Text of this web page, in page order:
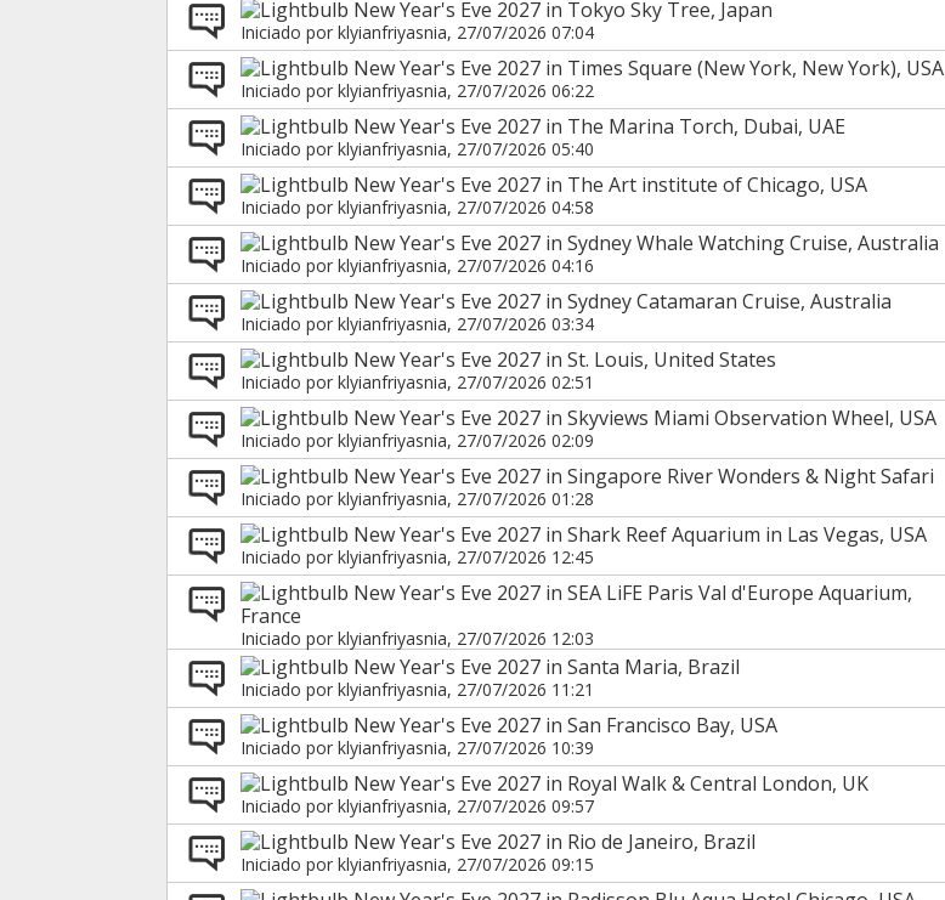
New Year's Eve 2027 in Tokyo Sky Tree, Japan
Iniciado por klyianfriyasnia, 27/07/2026 07:04
New Year's Eve 2027 in Times Square (New York, New York), USA
Iniciado por klyianfriyasnia, 27/07/2026 06:22
New Year's Eve 2027 in The Marina Torch, Dubai, UAE
Iniciado por klyianfriyasnia, 27/07/2026 05:40
New Year's Eve 2027 in The Art institute of Chicago, USA
Iniciado por klyianfriyasnia, 27/07/2026 04:58
New Year's Eve 2027 in Sydney Whale Watching Cruise, Australia
Iniciado por klyianfriyasnia, 27/07/2026 04:16
New Year's Eve 2027 in Sydney Catamaran Cruise, Australia
Iniciado por klyianfriyasnia, 27/07/2026 03:34
New Year's Eve 2027 in St. Louis, United States
Iniciado por klyianfriyasnia, 27/07/2026 02:51
New Year's Eve 2027 in Skyviews Miami Observation Wheel, USA
Iniciado por klyianfriyasnia, 27/07/2026 02:09
New Year's Eve 2027 in Singapore River Wonders & Night Safari
Iniciado por klyianfriyasnia, 27/07/2026 01:28
New Year's Eve 2027 in Shark Reef Aquarium in Las Vegas, USA
Iniciado por klyianfriyasnia, 27/07/2026 12:45
New Year's Eve 2027 in SEA LiFE Paris Val d'Europe Aquarium,
France
Iniciado por klyianfriyasnia, 27/07/2026 12:03
New Year's Eve 2027 in Santa Maria, Brazil
Iniciado por klyianfriyasnia, 27/07/2026 11:21
New Year's Eve 2027 in San Francisco Bay, USA
Iniciado por klyianfriyasnia, 27/07/2026 10:39
New Year's Eve 2027 in Royal Walk & Central London, UK
Iniciado por klyianfriyasnia, 27/07/2026 09:57
New Year's Eve 2027 in Rio de Janeiro, Brazil
Iniciado por klyianfriyasnia, 27/07/2026 09:15